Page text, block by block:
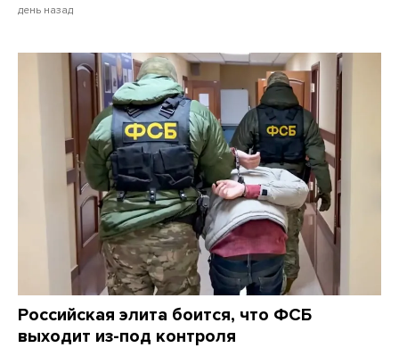
день назад
Российская элита боится, что ФСБ
выходит из-под контроля